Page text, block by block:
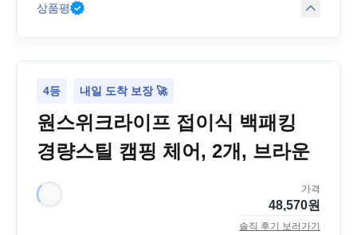
상품평
4등 내일 도착 보장 🚀
원스위크라이프 접이식 백패킹
경량스틸 캠핑 체어, 2개, 브라운
가격
48,570원
솔직 후기 보러가기